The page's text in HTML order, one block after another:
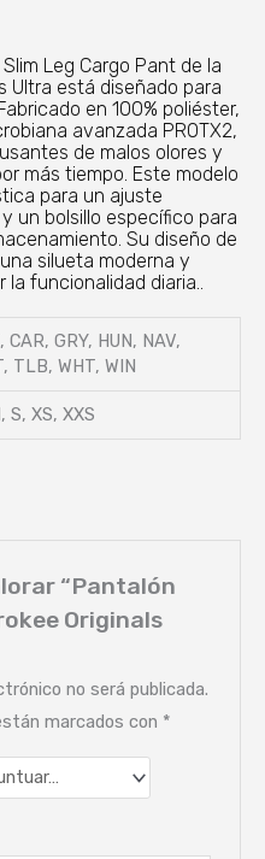
Leg Cargo Pant de la
Ultra está diseñado para
en 100% poliéster,
avanzada PROTX2,
de malos olores y
más tiempo. Este modelo
para un ajuste
un bolsillo específico para
Su diseño de
silueta moderna y
funcionalidad diaria..
CAR, GRY, HUN, NAV,
TLB, WHT, WIN
S, XS, XXS
“Pantalón
Originals
no será publicada.
marcados con *